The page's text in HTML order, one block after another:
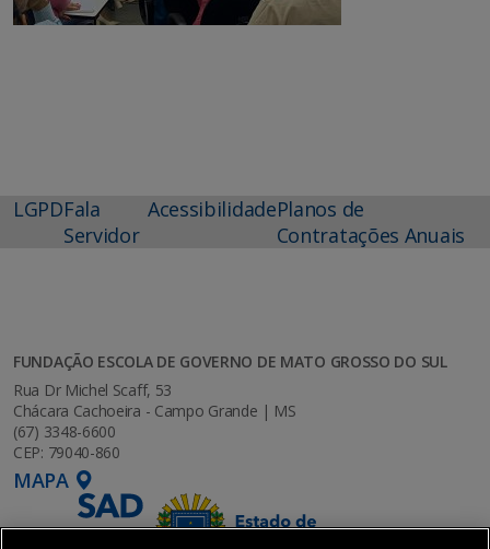
LGPDFala
Servidor
AcessibilidadePlanos de
Contratações Anuais
FUNDAÇÃO ESCOLA DE GOVERNO DE MATO GROSSO DO SUL
Rua Dr Michel Scaff, 53
Chácara Cachoeira - Campo Grande | MS
(67) 3348-6600
CEP: 79040-860
MAPA